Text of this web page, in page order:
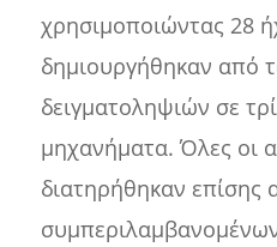
χρησιμοποιώντας 28
δημιουργήθηκαν από
δειγματοληψιών σε
μηχανήματα. Όλες οι
διατηρήθηκαν επίσης